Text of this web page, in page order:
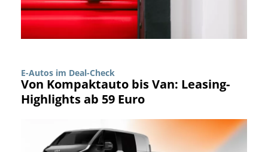
E-Autos im Deal-Check
Von Kompaktauto bis Van: Leasing-
Highlights ab 59 Euro